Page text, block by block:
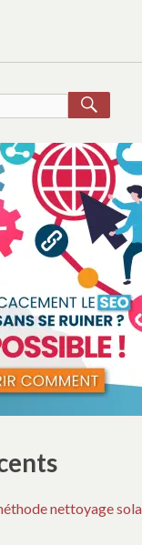
nettoyage